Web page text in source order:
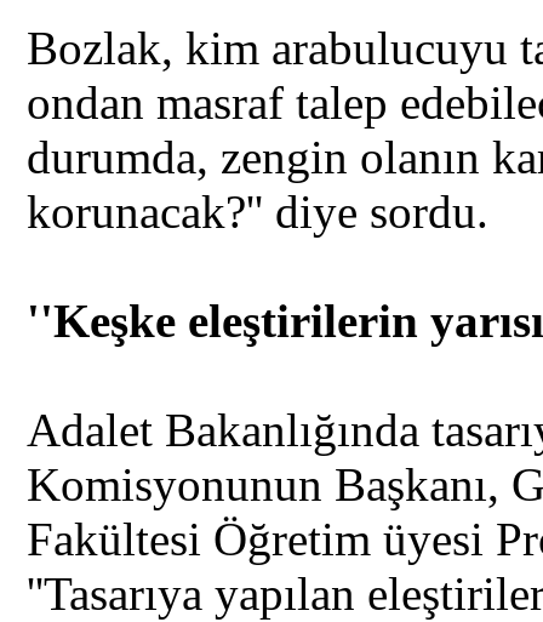
Bozlak, kim arabulucuyu
ondan masraf talep
durumda, zengin olanın
korunacak?'' diye sordu.
''Keşke eleştirilerin
Adalet Bakanlığında
Komisyonunun Başkanı,
Fakültesi Öğretim üyesi
''Tasarıya yapılan